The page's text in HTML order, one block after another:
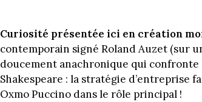
Curiosité présentée ici en création
contemporain signé Roland Auzet (sur
doucement anachronique qui confronte
Shakespeare : la stratégie d’entreprise
Oxmo Puccino dans le rôle principal !